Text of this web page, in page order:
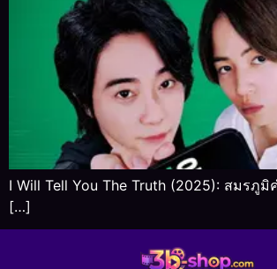
I Will Tell You The Truth (2025): สมรภูมิ
[…]